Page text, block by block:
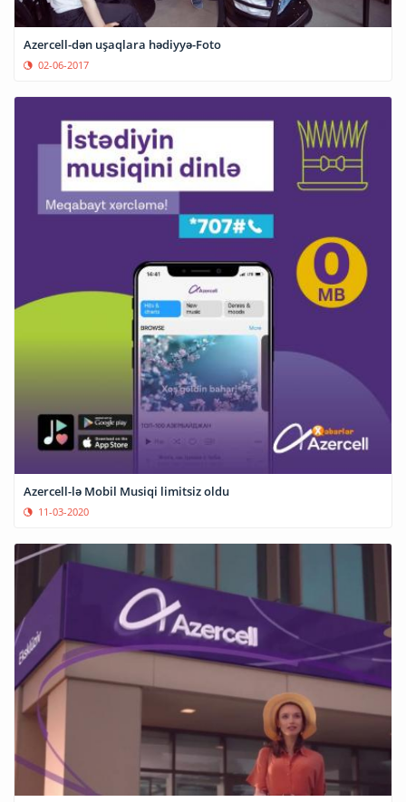
Azercell-dən uşaqlara hədiyyə-Foto
02-06-2017
Azercell-lə Mobil Musiqi limitsiz oldu
11-03-2020